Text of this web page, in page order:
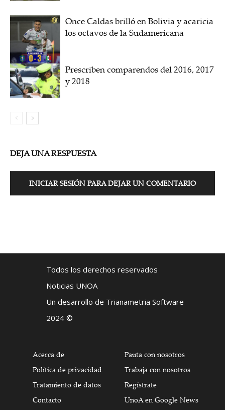
Once Caldas brilló en Bolivia y acaricia
los octavos de la Sudamericana
Prescriben comparendos del 2016, 2017
y 2018
DEJA UNA RESPUESTA
INICIAR SESIÓN PARA DEJAR UN COMENTARIO
Todos los derechos reservados
Noticias UNOA
Un desarrollo de Trianametria Software
2024 ©
Acerca de
Política de privacidad
Tratamiento de datos
Contacto
Pauta con nosotros
Trabaja con nosotros
Regístrate
UnoA en Google News